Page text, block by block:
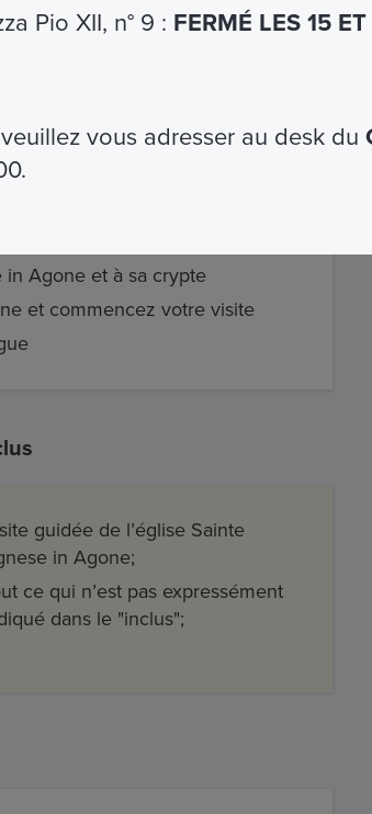
Bernin des travaux de finition
et Giuseppe Baratta
in Agone et à sa crypte
et commencez votre visite
guidée de l’église Sainte
in Agone;
ce qui n’est pas expressément
dans le "inclus";
Pio XII, n° 9 : FERMÉ LES 15
vous adresser au desk du